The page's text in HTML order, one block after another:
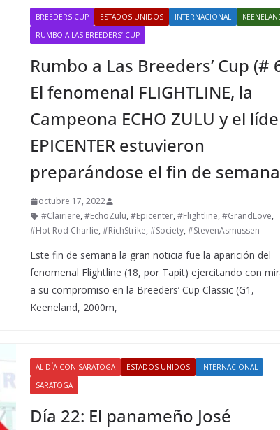
BREEDERS CUP ESTADOS UNIDOS INTERNACIONAL
RUMBO A LAS BREEDERS’ CUP
Rumbo a Las Breeders’ Cup (#
El fenomenal FLIGHTLINE, la
Campeona ECHO ZULU y el
EPICENTER estuvieron
preparándose el fin de semana
octubre 17, 2022
#Clairiere,#EchoZulu,#Epicenter,#Flightline,#GrandLove,
#Hot Rod Charlie,#RichStrike,#Society,#StevenAsmussen
Este fin de semana la gran noticia fue la aparición del
fenomenal Flightline (18, por Tapit) ejercitando con
a su compromiso en la Breeders’ Cup Classic (G1,
Keeneland, 2000m,
AL DÍA CON SARATOGA ESTADOS UNIDOS
INTERNACIONAL
SARATOGA
Día 22: El panameño José